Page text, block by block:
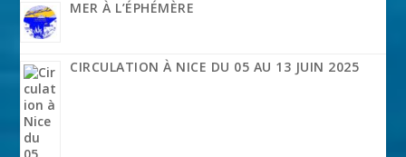
MER À L’ÉPHÉMÈRE
CIRCULATION À NICE DU 05 AU 13 JUIN 2025